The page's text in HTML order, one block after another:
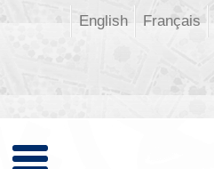
Français
English